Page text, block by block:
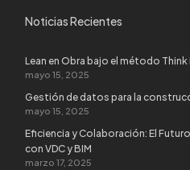
Noticias Recientes
Lean en Obra bajo el método Think
mayo 15, 2025
Gestión de datos para la
mayo 15, 2025
Eficiencia y Colaboración: El
con VDC y BIM
marzo 17, 2025